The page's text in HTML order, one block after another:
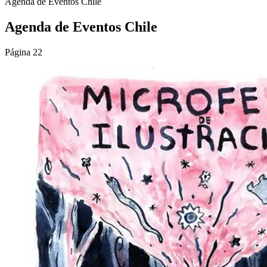
Agenda de Eventos Chile
Página 22